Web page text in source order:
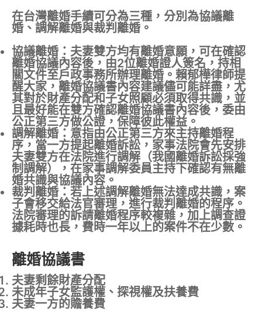
在台灣離婚手續可分為三種，分別為協議離
婚、調解離婚與裁判離婚。
協議離婚：夫妻雙方均有離婚意願，可在確認
離婚協議內容後，由2位離婚證人簽名，持相
關文件至戶政事務所辦理離婚。賴郁樺律師提
醒大家，離婚協議書內容建議儘可能詳盡，尤
其對於財產分配和子女照顧必須取得共識，並
且最好能在雙方確認離婚協議書內容後，委由
公正第三方做公證，保障彼此權益。
調解離婚： 意指由公正第三方來主持離婚程
序，當一方提起離婚訴訟，家事法院會先安排
夫妻雙方在法院進行調解（我國離婚訴訟採強
制調解），在家事調解委員主持下確認有無離
婚共識與協議內容。
裁判離婚： 若上述調解離婚無法達成共識，案
子會移交給法官審理，進行裁判離婚的程序。
法院審理的訴請離婚程序較複雜，加上調查證
據耗時也長，費時一年以上的案件不在少數。
離婚協議書
夫妻剩餘財產分配
未成年子女監護權、探視權及扶養費
夫妻一方的贍養費